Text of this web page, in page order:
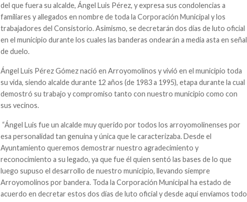
del que fuera su alcalde, Ángel Luis Pérez, y expresa sus condolencias a
familiares y allegados en nombre de toda la Corporación Municipal y los
trabajadores del Consistorio. Asimismo, se decretarán dos días de luto oficial
en el municipio durante los cuales las banderas ondearán a media asta en señal
de duelo.
Ángel Luis Pérez Gómez nació en Arroyomolinos y vivió en el municipio toda
su vida, siendo alcalde durante 12 años (de 1983 a 1995), etapa durante la cual
demostró su trabajo y compromiso tanto con nuestro municipio como con
sus vecinos.
“Ángel Luis fue un alcalde muy querido por todos los arroyomolinenses por
esa personalidad tan genuina y única que le caracterizaba. Desde el
Ayuntamiento queremos demostrar nuestro agradecimiento y
reconocimiento a su legado, ya que fue él quien sentó las bases de lo que
luego supuso el desarrollo de nuestro municipio, llevando siempre
Arroyomolinos por bandera. Toda la Corporación Municipal ha estado de
acuerdo en decretar estos dos días de luto oficial y desde aquí enviamos todo